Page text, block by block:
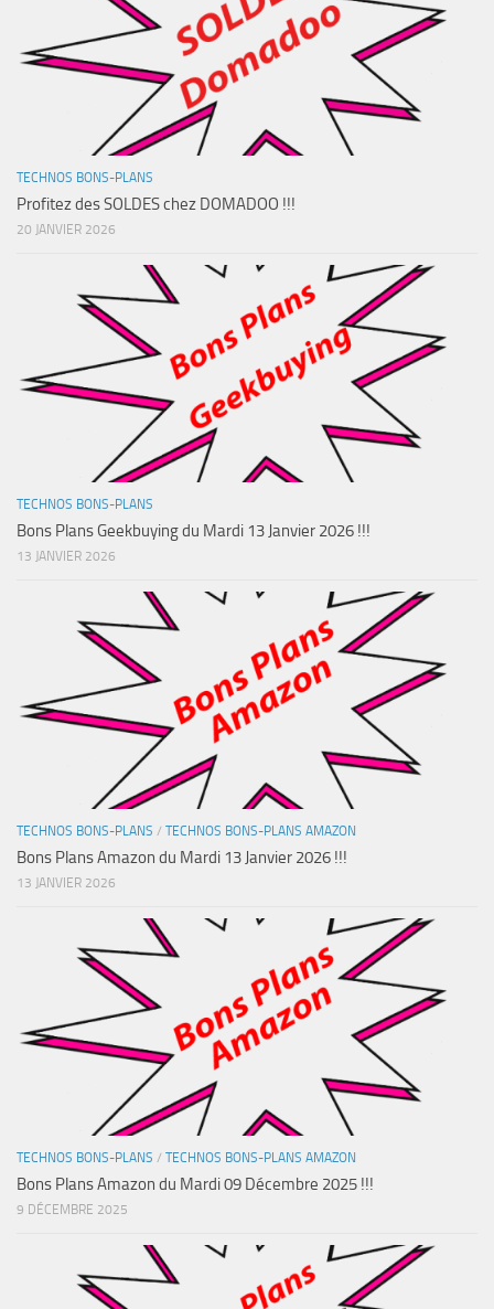
TECHNOS BONS-PLANS
Profitez des SOLDES chez DOMADOO !!!
20 JANVIER 2026
TECHNOS BONS-PLANS
Bons Plans Geekbuying du Mardi 13 Janvier 2026 !!!
13 JANVIER 2026
TECHNOS BONS-PLANS / TECHNOS BONS-PLANS AMAZON
Bons Plans Amazon du Mardi 13 Janvier 2026 !!!
13 JANVIER 2026
TECHNOS BONS-PLANS / TECHNOS BONS-PLANS AMAZON
Bons Plans Amazon du Mardi 09 Décembre 2025 !!!
9 DÉCEMBRE 2025